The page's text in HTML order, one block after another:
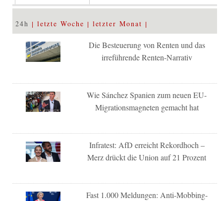
24h letzte Woche letzter Monat
Die Besteuerung von Renten und das
irreführende Renten-Narrativ
Wie Sánchez Spanien zum neuen EU-
Migrationsmagneten gemacht hat
Infratest: AfD erreicht Rekordhoch –
Merz drückt die Union auf 21 Prozent
Fast 1.000 Meldungen: Anti-Mobbing-